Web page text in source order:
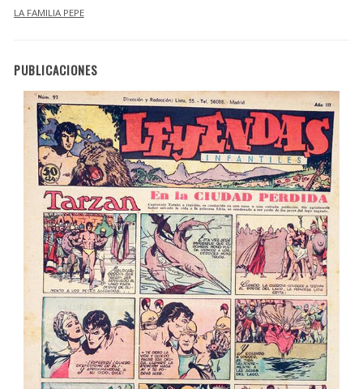
LA FAMILIA PEPE
PUBLICACIONES